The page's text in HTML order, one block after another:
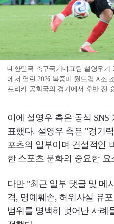
대한민국 축구국가대표팀 설영우가
에서 열린 2026 북중미 월드컵 A조
프리카 공화국의 경기에서 후반 전
이에 설영우 측은 공식
표했다. 설영우 측은 "경기
포츠의 일부이며 건설적인
한 스포츠 문화의 중요한 요
다만 "최근 일부 댓글 및 메
격, 명예훼손, 허위사실 유
범위를 명백히 벗어난 사례